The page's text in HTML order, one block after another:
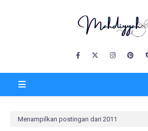
Menampilkan postingan dari 2011